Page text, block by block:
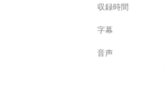
収録時間
字幕
音声